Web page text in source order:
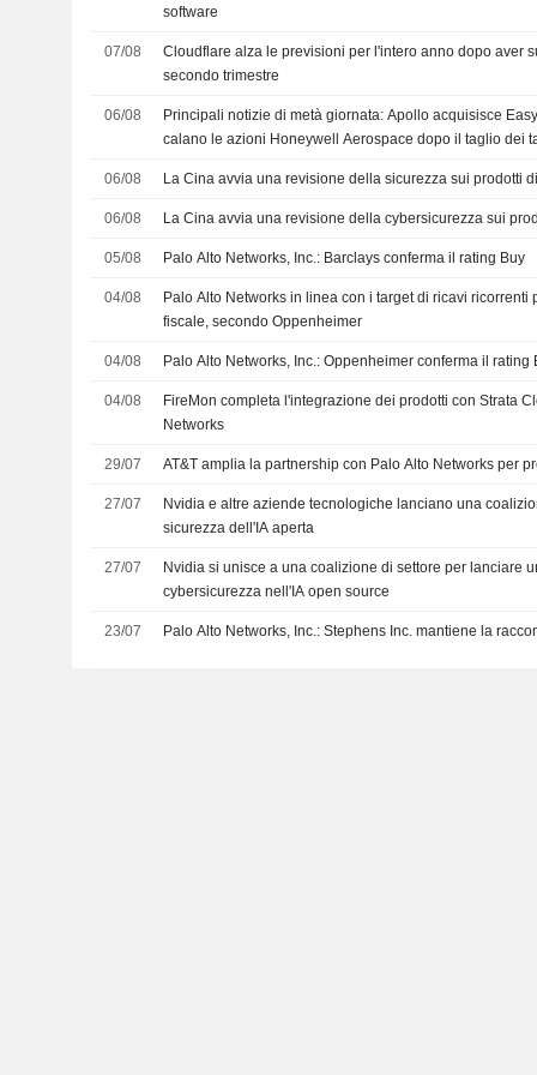
software
07/08
Cloudflare alza le previsioni per l'intero anno dopo aver
secondo trimestre
06/08
Principali notizie di metà giornata: Apollo acquisisce
calano le azioni Honeywell Aerospace dopo il taglio dei
06/08 La Cina avvia una revisione della sicurezza sui prodotti
06/08 La Cina avvia una revisione della cybersicurezza sui
05/08 Palo Alto Networks, Inc.: Barclays conferma il rating Buy
04/08
Palo Alto Networks in linea con i target di ricavi ricorrenti
fiscale, secondo Oppenheimer
04/08 Palo Alto Networks, Inc.: Oppenheimer conferma il rating
04/08
FireMon completa l'integrazione dei prodotti con Strata
Networks
29/07 AT&T amplia la partnership con Palo Alto Networks per
27/07
Nvidia e altre aziende tecnologiche lanciano una
sicurezza dell'IA aperta
27/07
Nvidia si unisce a una coalizione di settore per lanciare
cybersicurezza nell'IA open source
23/07 Palo Alto Networks, Inc.: Stephens Inc. mantiene la